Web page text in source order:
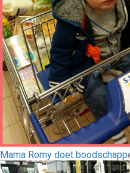
Mama Romy doet